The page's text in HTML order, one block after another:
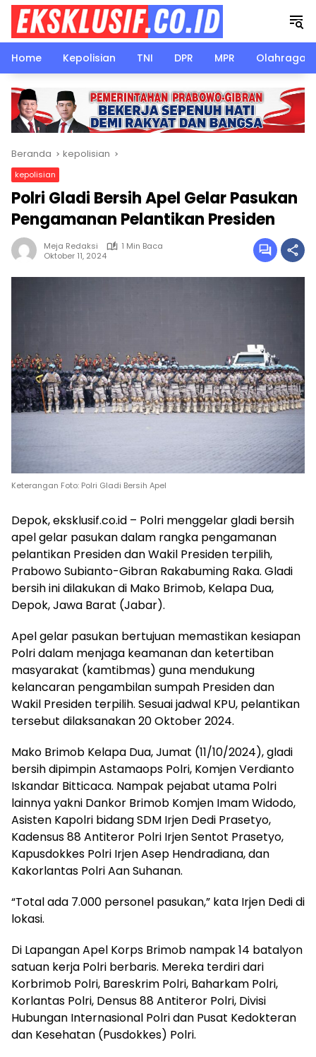
Langsung
konten
Home
Kepolisian TNI DPR MPR Olahraga
Beranda kepolisian
kepolisian
Polri Gladi Bersih Apel Gelar Pasukan
Pengamanan Pelantikan Presiden
Meja Redaksi
1 Min Baca
Oktober 11, 2024
Keterangan Foto: Polri Gladi Bersih Apel
Depok, eksklusif.co.id – Polri menggelar gladi bersih
apel gelar pasukan dalam rangka pengamanan
pelantikan Presiden dan Wakil Presiden terpilih,
Prabowo Subianto-Gibran Rakabuming Raka. Gladi
bersih ini dilakukan di Mako Brimob, Kelapa Dua,
Depok, Jawa Barat (Jabar).
Apel gelar pasukan bertujuan memastikan kesiapan
Polri dalam menjaga keamanan dan ketertiban
masyarakat (kamtibmas) guna mendukung
kelancaran pengambilan sumpah Presiden dan
Wakil Presiden terpilih. Sesuai jadwal KPU, pelantikan
tersebut dilaksanakan 20 Oktober 2024.
Mako Brimob Kelapa Dua, Jumat (11/10/2024), gladi
bersih dipimpin Astamaops Polri, Komjen Verdianto
Iskandar Bitticaca. Nampak pejabat utama Polri
lainnya yakni Dankor Brimob Komjen Imam Widodo,
Asisten Kapolri bidang SDM Irjen Dedi Prasetyo,
Kadensus 88 Antiteror Polri Irjen Sentot Prasetyo,
Kapusdokkes Polri Irjen Asep Hendradiana, dan
Kakorlantas Polri Aan Suhanan.
“Total ada 7.000 personel pasukan,” kata Irjen Dedi di
lokasi.
Di Lapangan Apel Korps Brimob nampak 14 batalyon
satuan kerja Polri berbaris. Mereka terdiri dari
Korbrimob Polri, Bareskrim Polri, Baharkam Polri,
Korlantas Polri, Densus 88 Antiteror Polri, Divisi
Hubungan Internasional Polri dan Pusat Kedokteran
dan Kesehatan (Pusdokkes) Polri.